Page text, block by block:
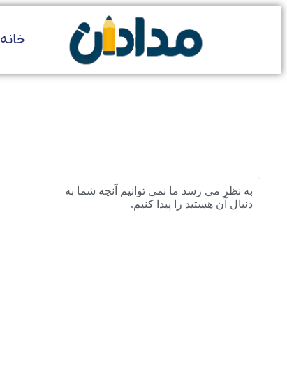
خانه
به نظر می رسد ما نمی توانیم آنچه شما به
دنبال آن هستید را پیدا کنیم.